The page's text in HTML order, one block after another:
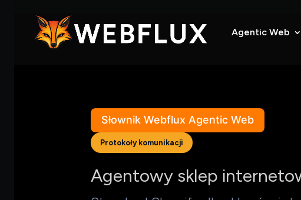
Agentic Web
Słownik Webflux Agentic Web
Protokoły komunikacji
Agentowy sklep